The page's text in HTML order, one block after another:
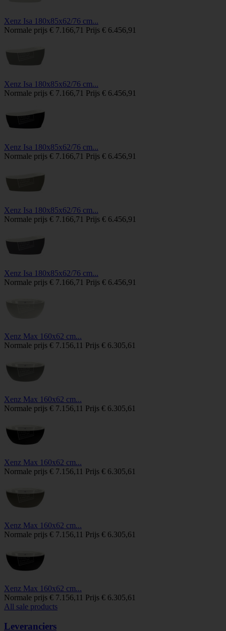
Xenz Isa 180x85x62/76 cm...
Normale prijs € 7.166,71 Prijs € 6.456,91
Xenz Isa 180x85x62/76 cm...
Normale prijs € 7.166,71 Prijs € 6.456,91
Xenz Isa 180x85x62/76 cm...
Normale prijs € 7.166,71 Prijs € 6.456,91
Xenz Isa 180x85x62/76 cm...
Normale prijs € 7.166,71 Prijs € 6.456,91
Xenz Isa 180x85x62/76 cm...
Normale prijs € 7.166,71 Prijs € 6.456,91
Xenz Max 160x62 cm...
Normale prijs € 7.156,11 Prijs € 6.305,61
Xenz Max 160x62 cm...
Normale prijs € 7.156,11 Prijs € 6.305,61
Xenz Max 160x62 cm...
Normale prijs € 7.156,11 Prijs € 6.305,61
Xenz Max 160x62 cm...
Normale prijs € 7.156,11 Prijs € 6.305,61
Xenz Max 160x62 cm...
Normale prijs € 7.156,11 Prijs € 6.305,61
All sale products
Leveranciers